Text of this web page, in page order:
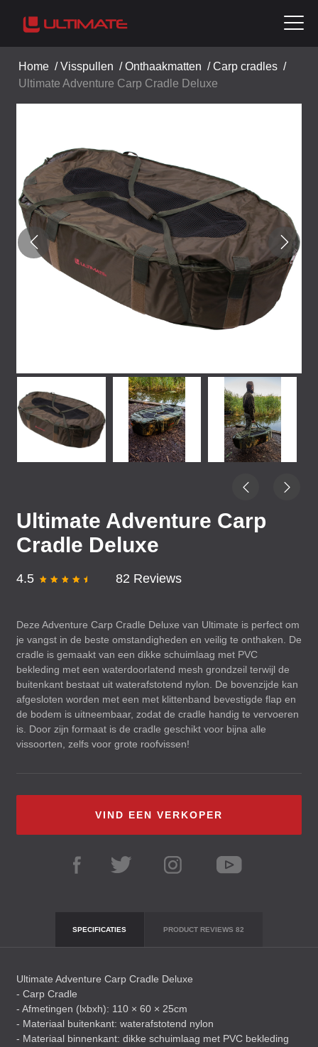
Home /Visspullen /Onthaakmatten /Carp cradles /
Ultimate Adventure Carp Cradle Deluxe
Ultimate Adventure Carp
Cradle Deluxe
4.5 82 Reviews
Deze Adventure Carp Cradle Deluxe van Ultimate is perfect om
je vangst in de beste omstandigheden en veilig te onthaken. De
cradle is gemaakt van een dikke schuimlaag met PVC
bekleding met een waterdoorlatend mesh grondzeil terwijl de
buitenkant bestaat uit waterafstotend nylon. De bovenzijde kan
afgesloten worden met een met klittenband bevestigde flap en
de bodem is uitneembaar, zodat de cradle handig te vervoeren
is. Door zijn formaat is de cradle geschikt voor bijna alle
vissoorten, zelfs voor grote roofvissen!
VIND EEN VERKOPER
SPECIFICATIES PRODUCT REVIEWS 82
Ultimate Adventure Carp Cradle Deluxe
- Carp Cradle
- Afmetingen (lxbxh): 110 × 60 × 25cm
- Materiaal buitenkant: waterafstotend nylon
- Materiaal binnenkant: dikke schuimlaag met PVC bekleding